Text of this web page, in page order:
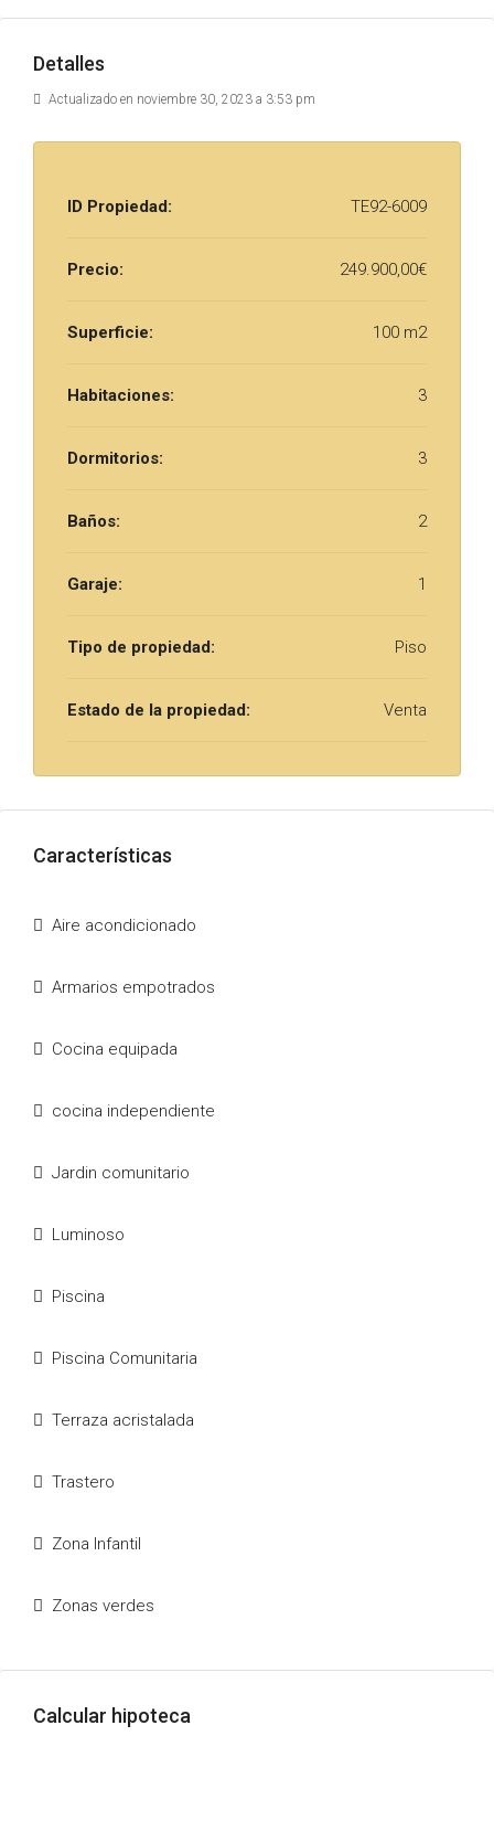
Detalles
Actualizado en noviembre 30, 2023 a 3:53 pm
ID Propiedad: TE92-6009
Precio: 249.900,00€
Superficie: 100 m2
Habitaciones: 3
Dormitorios: 3
Baños: 2
Garaje: 1
Tipo de propiedad: Piso
Estado de la propiedad: Venta
Características
Aire acondicionado
Armarios empotrados
Cocina equipada
cocina independiente
Jardin comunitario
Luminoso
Piscina
Piscina Comunitaria
Terraza acristalada
Trastero
Zona Infantil
Zonas verdes
Calcular hipoteca